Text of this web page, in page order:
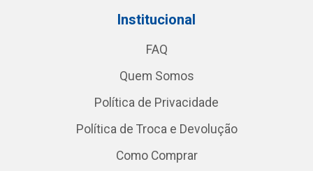
Institucional
FAQ
Quem Somos
Política de Privacidade
Política de Troca e Devolução
Como Comprar